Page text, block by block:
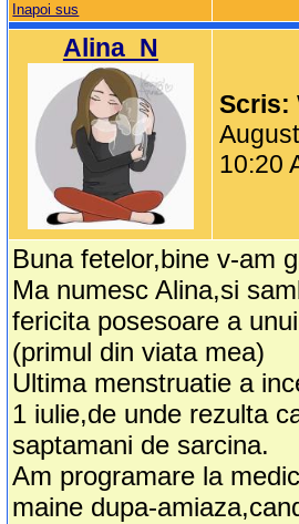
Inapoi sus
Alina_N
Scris:
10:20
Buna fetelor,bine v-am
Ma numesc Alina,si
fericita posesoare a
(primul din viata mea)
Ultima menstruatie a
1 iulie,de unde rezulta
saptamani de sarcina.
Am programare la
maine dupa-